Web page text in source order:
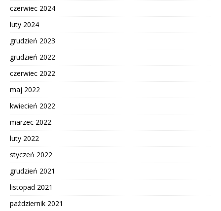
czerwiec 2024
luty 2024
grudzień 2023
grudzień 2022
czerwiec 2022
maj 2022
kwiecień 2022
marzec 2022
luty 2022
styczeń 2022
grudzień 2021
listopad 2021
październik 2021